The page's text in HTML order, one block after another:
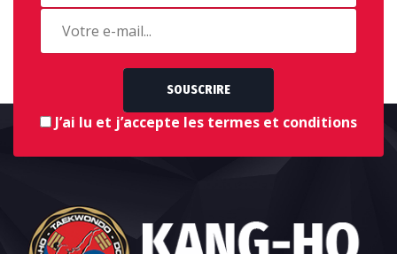
SOUSCRIRE
J’ai lu et j’accepte les termes et conditions